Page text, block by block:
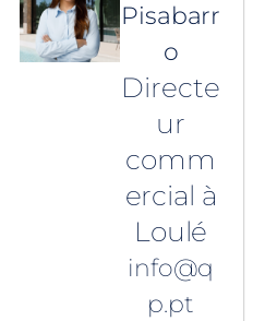
Pisabarr
o
Directe
ur
comm
ercial à
Loulé
info@q
p.pt